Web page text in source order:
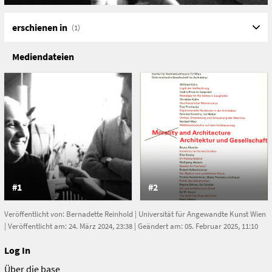
erschienen in (1)
Mediendateien
#1 #2
Veröffentlicht von: Bernadette Reinhold
Universität für Angewandte Kunst Wien
| Veröffentlicht am: 24. März 2024, 23:38 | Geändert am: 05. Februar 2025, 11:10
Log In
Über die base